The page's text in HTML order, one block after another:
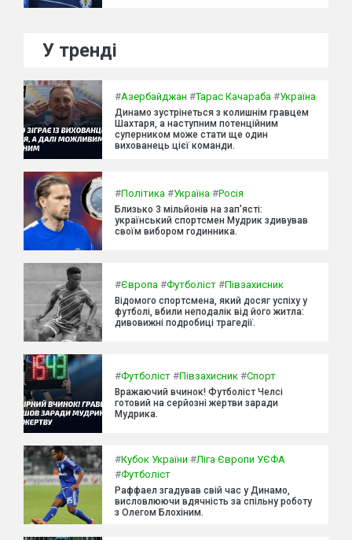
У тренді
#Азербайджан #Тарас Качараба #Україна
Динамо зустрінеться з колишнім гравцем
Шахтаря, а наступним потенційним
суперником може стати ще один
вихованець цієї команди.
#Політика #Україна #Росія
Близько 3 мільйонів на зап'ясті:
український спортсмен Мудрик здивував
своїм вибором годинника.
#Європа #Футболіст #Півзахисник
Відомого спортсмена, який досяг успіху у
футболі, вбили неподалік від його житла:
дивовижні подробиці трагедії.
#Футболіст #Півзахисник #Спорт
Вражаючий вчинок! Футболіст Челсі
готовий на серйозні жертви заради
Мудрика.
#Кубок України #Ліга Європи УЄФА
#Футболіст
Раффаел згадував свій час у Динамо,
висловлюючи вдячність за спільну роботу
з Олегом Блохіним.